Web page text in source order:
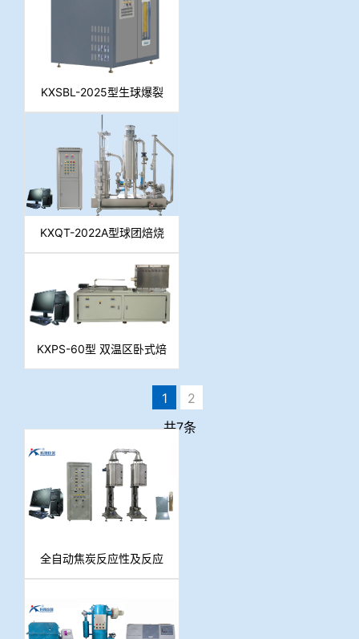
KXSBL-2025型生球爆裂
温度测定仪
KXQT-2022A型球团焙烧
实验系统
KXPS-60型 双温区卧式焙
烧炉
1
2
共7条
全自动焦炭反应性及反应
后强度测定仪